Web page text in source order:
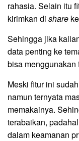
rahasia. Selain itu
kirimkan di share
Sehingga jika
data penting ke
bisa menggunakan
Meski fitur ini
namun ternyata
memakainya.
terabaikan,
dalam keamanan